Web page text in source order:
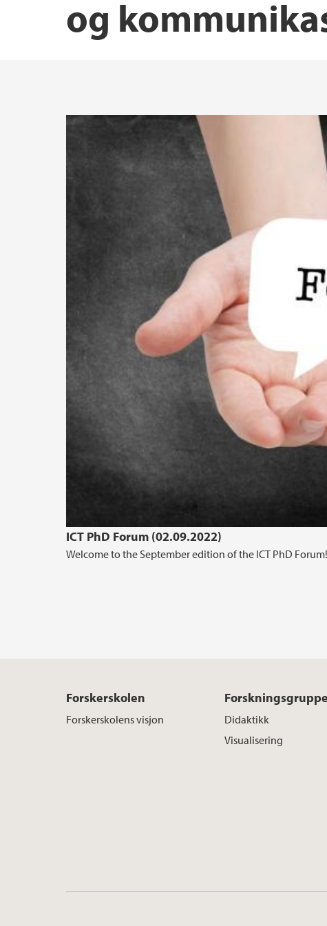
og
ICT PhD Forum (02.09.2022)
Welcome to the September edition of the ICT PhD
Forskerskolen
Forskerskolens visjon
Didaktikk
Visualisering